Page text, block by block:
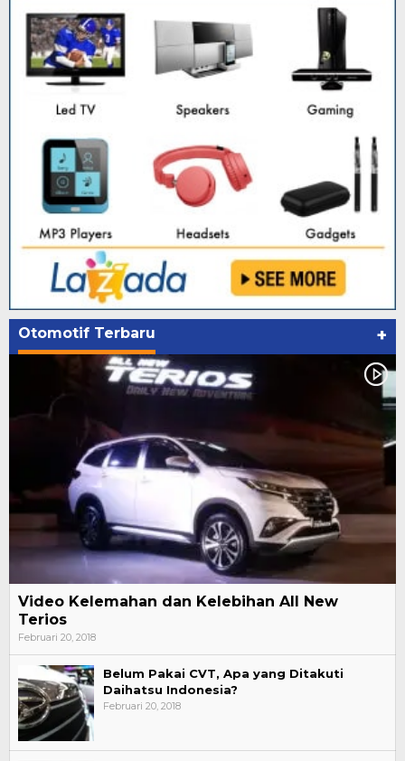
Otomotif Terbaru +
Video Kelemahan dan Kelebihan All New
Terios
Februari 20, 2018
Belum Pakai CVT, Apa yang Ditakuti
Daihatsu Indonesia?
Februari 20, 2018